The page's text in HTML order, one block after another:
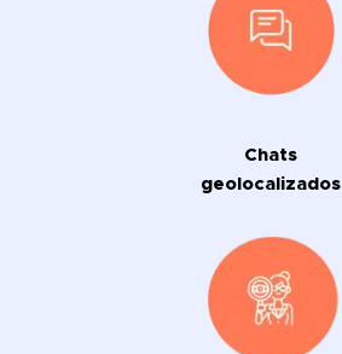
Chats
geolocalizados